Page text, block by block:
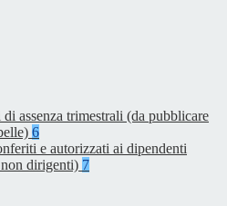
di assenza trimestrali (da pubblicare
6
e autorizzati ai dipendenti
dirigenti) 7